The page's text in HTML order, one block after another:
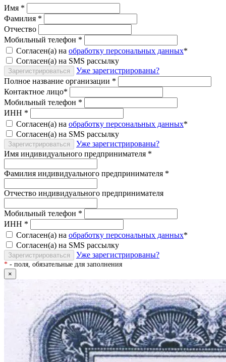
Имя *
Фамилия *
Отчество
Мобильный телефон *
Согласен(а) на обработку персональных данных*
Согласен(а) на SMS рассылку
Зарегистрироваться
Уже зарегистрированы?
Полное название организации *
Контактное лицо*
Мобильный телефон *
ИНН *
Согласен(а) на обработку персональных данных*
Согласен(а) на SMS рассылку
Зарегистрироваться
Уже зарегистрированы?
Имя индивидуального предпринимателя *
Фамилия индивидуального предпринимателя *
Отчество индивидуального предпринимателя
Мобильный телефон *
ИНН *
Согласен(а) на обработку персональных данных*
Согласен(а) на SMS рассылку
Зарегистрироваться Уже зарегистрированы?
* - поля, обязательные для заполнения
×